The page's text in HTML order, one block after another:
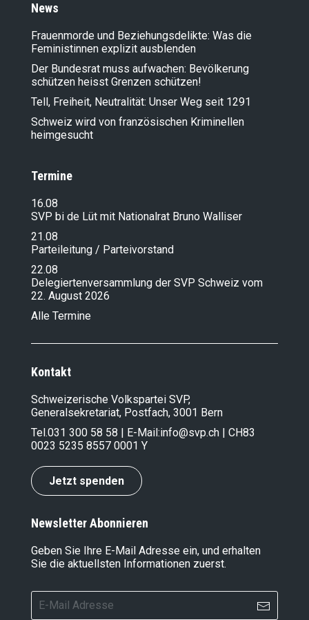
News
Frauenmorde und Beziehungsdelikte: Was die
Feministinnen explizit ausblenden
Der Bundesrat muss aufwachen: Bevölkerung
schützen heisst Grenzen schützen!
Tell, Freiheit, Neutralität: Unser Weg seit 1291
Schweiz wird von französischen Kriminellen
heimgesucht
Termine
16.08
SVP bi de Lüt mit Nationalrat Bruno Walliser
21.08
Parteileitung / Parteivorstand
22.08
Delegiertenversammlung der SVP Schweiz vom
22. August 2026
Alle Termine
Kontakt
Schweizerische Volkspartei SVP,
Generalsekretariat, Postfach, 3001 Bern
Tel.031 300 58 58 | E-Mail:info@svp.ch | CH83
0023 5235 8557 0001 Y
Jetzt spenden
Newsletter Abonnieren
Geben Sie Ihre E-Mail Adresse ein, und erhalten
Sie die aktuellsten Informationen zuerst.